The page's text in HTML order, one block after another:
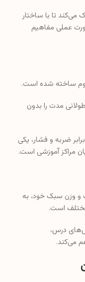
می‌کند تا با ساختار
عملی مفاهیم
ساخته شده است.
طولانی مدت را بدون
ضربه و فشار، یکی
مراکز آموزشی است.
و وزن سبک خود، به
است.
درس،
می‌کند.